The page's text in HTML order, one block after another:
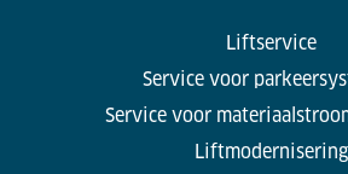
Liftservice
Service voor
Service voor
Liftmodernisering